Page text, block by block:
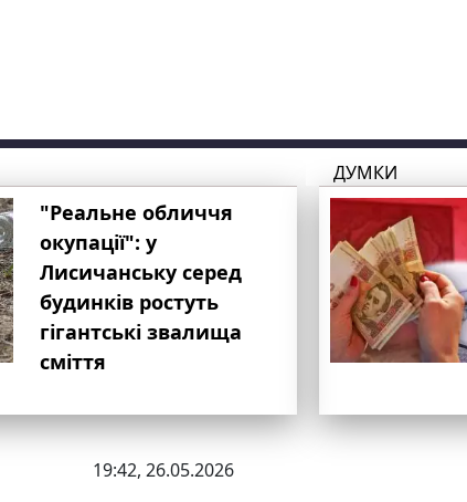
"Реальне обличчя
окупації": у
Лисичанську серед
будинків ростуть
гігантські звалища
сміття
ДУМКИ
19:42, 26.05.2026